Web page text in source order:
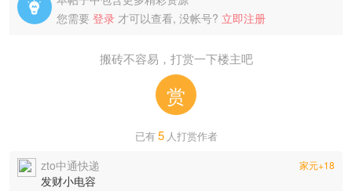

您需要 登录 才可以查看, 没帐号? 立即注册
搬砖不容易，打赏一下楼主吧
赏
已有5 人打赏作者
家元+18
zto中通快递
发财小电容